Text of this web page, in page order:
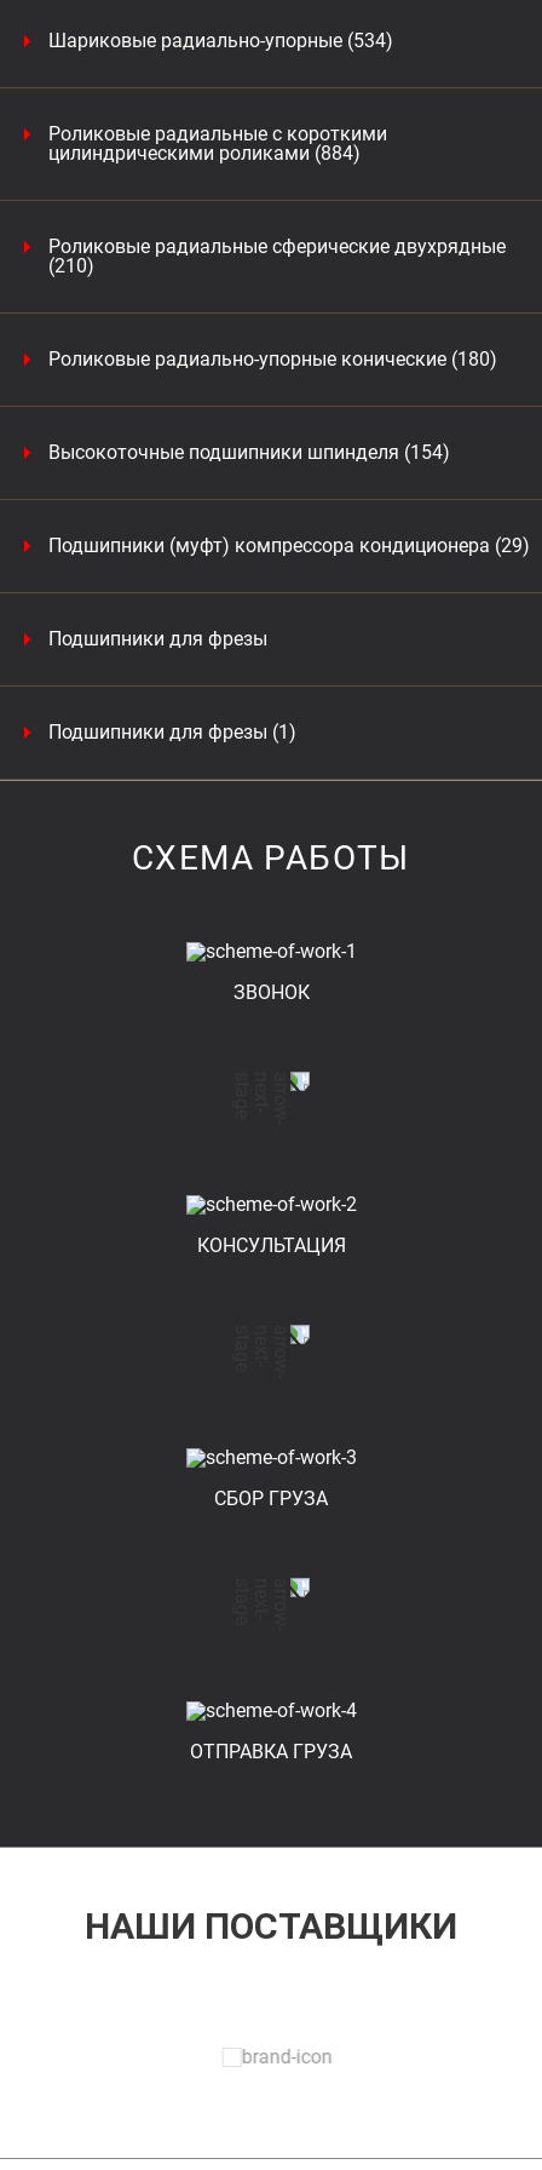
Шариковые радиально-упорные (534)
Роликовые радиальные с короткими
цилиндрическими роликами (884)
Роликовые радиальные сферические двухрядные
(210)
Роликовые радиально-упорные конические (180)
Высокоточные подшипники шпинделя (154)
Подшипники (муфт) компрессора кондиционера (29)
Подшипники для фрезы
Подшипники для фрезы (1)
СХЕМА РАБОТЫ
ЗВОНОК
КОНСУЛЬТАЦИЯ
СБОР ГРУЗА
ОТПРАВКА ГРУЗА
НАШИ ПОСТАВЩИКИ